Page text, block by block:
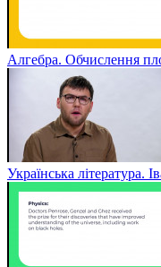
Алгебра. Обчислення
Українська література.